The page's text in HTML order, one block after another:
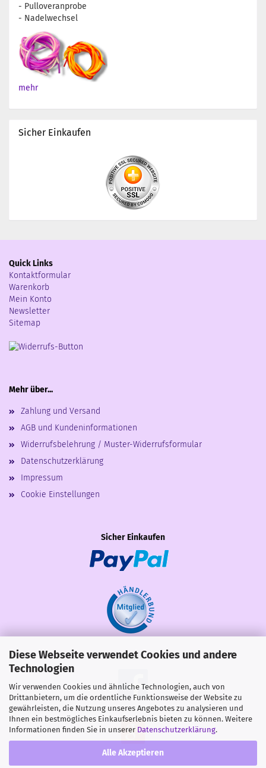
Diese Webseite verwendet Cookies und andere
Technologien
Wir verwenden Cookies und ähnliche Technologien, auch von
Drittanbietern, um die ordentliche Funktionsweise der Website zu
gewährleisten, die Nutzung unseres Angebotes zu analysieren und
Ihnen ein bestmögliches Einkaufserlebnis bieten zu können. Weitere
Informationen finden Sie in unserer Datenschutzerklärung.
Alle Akzeptieren
- Pulloveranprobe
- Nadelwechsel
mehr
Sicher Einkaufen
Quick Links
Kontaktformular
Warenkorb
Mein Konto
Newsletter
Sitemap
Mehr über...
Zahlung und Versand
AGB und Kundeninformationen
Widerrufsbelehrung / Muster-Widerrufsformular
Datenschutzerklärung
Impressum
Cookie Einstellungen
Sicher Einkaufen
Share